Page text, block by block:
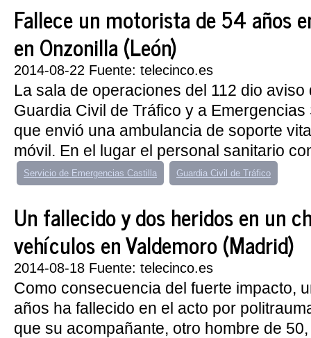
Fallece un motorista de 54 años
en Onzonilla (León)
2014-08-22 Fuente: telecinco.es
La sala de operaciones del 112 dio aviso
Guardia Civil de Tráfico y a
que envió una ambulancia de soporte
móvil. En el lugar el personal sanitario
Servicio de Emergencias Castilla Guardia Civil de Tráfico
Un fallecido y dos heridos en un
vehículos en Valdemoro (Madrid)
2014-08-18 Fuente: telecinco.es
Como consecuencia del fuerte impacto,
años ha fallecido en el acto por
que su acompañante, otro hombre de